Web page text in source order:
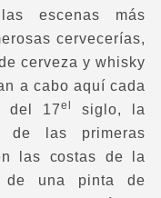
escenas más
cervecerías,
cerveza y whisky
a cabo aquí cada
del 17el
siglo, la
de las primeras
las costas de la
de una pinta de